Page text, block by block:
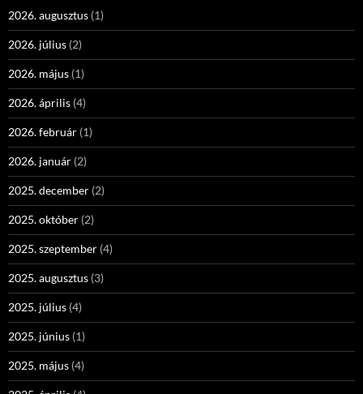
2026. augusztus (1)
2026. július (2)
2026. május (1)
2026. április (4)
2026. február (1)
2026. január (2)
2025. december (2)
2025. október (2)
2025. szeptember (4)
2025. augusztus (3)
2025. július (4)
2025. június (1)
2025. május (4)